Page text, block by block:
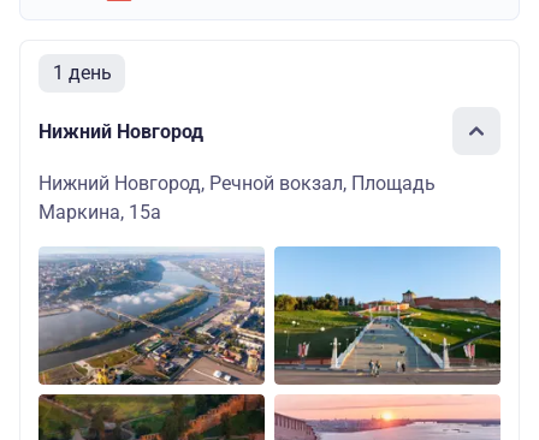
1 день
Нижний Новгород
Нижний Новгород, Речной вокзал, Площадь
Маркина, 15а